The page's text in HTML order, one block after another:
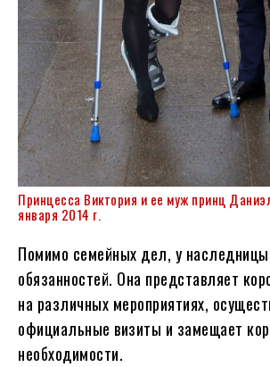
Принцесса Виктория и ее муж принц
января 2014 г.
Помимо семейных дел, у
обязанностей. Она представляет
на различных мероприятиях,
официальные визиты и замещает
необходимости.